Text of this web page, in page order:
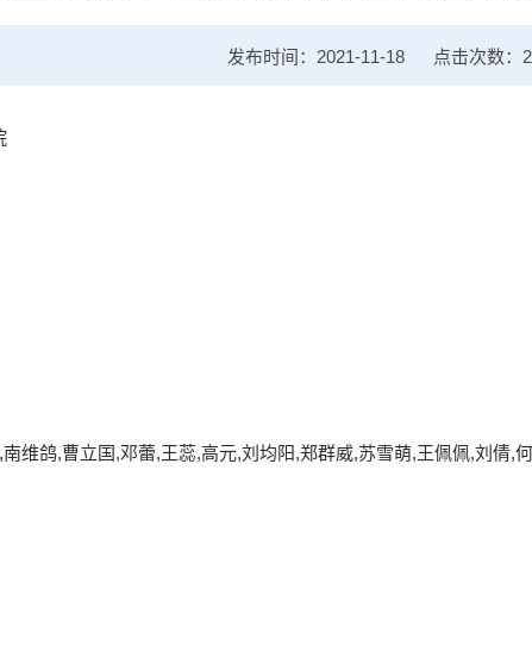
发布时间：2021-11-18 点击次数：
维鸽,曹立国,邓蕾,王蕊,高元,刘均阳,郑群威,苏雪萌,王佩佩,刘倩,